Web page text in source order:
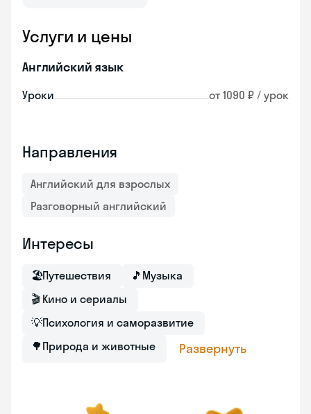
Услуги и цены
Английский язык
Уроки от 1090 ₽ / урок
Направления
Английский для взрослых
Разговорный английский
Интересы
🏖Путешествия 🎵 Музыка
🎬 Кино и сериалы
💡Психология и саморазвитие
🌳 Природа и животные Развернуть